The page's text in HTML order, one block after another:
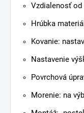
Vzdialenosť
Hrúbka
Kovanie:
Nastavenie
Povrchová
Morenie: na